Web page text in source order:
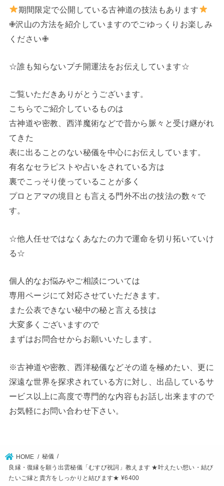
期間限定で公開している古神道の技法もあります
✙沢山の方法を紹介していますのでごゆっくりお楽しみ
ください✙
☆誰も知らないプチ開運法をお伝えしています☆
ご覧いただきありがとうございます。
こちらでご紹介しているものは
古神道や密教、西洋魔術などで昔から脈々と受け継がれ
てきた
表に出ることのない秘儀を中心にお伝えしています。
有名なセラピストや占いをされている方は
裏でこっそり使っていることが多く
プロとアマの境目とも言える門外不出の技法の数々で
す。
☆他人任せではなくあなたの力で運命を切り拓いていけ
る☆
個人的なお悩みやご相談については
専用ページにて対応させていただきます。
また公表できない秘中の秘と言える技は
大変多くございますので
まずはお問合せからお願いいたします。
※古神道や密教、西洋秘儀などその道を極めたい、更に
深遠な世界を探求されている方に対し、出品しているサ
ービス以上に高度で専門的な内容もお話し出来ますので
お気軽にお問い合わせ下さい。
HOME
秘儀
良縁・復縁を願う出雲秘儀「むすび祝詞」教えます ★叶えたい想い・結び
たいご縁と貴方をしっかりと結びます★ ¥6400